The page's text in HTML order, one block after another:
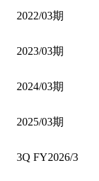
2022/03期
2023/03期
2024/03期
2025/03期
3Q FY2026/3